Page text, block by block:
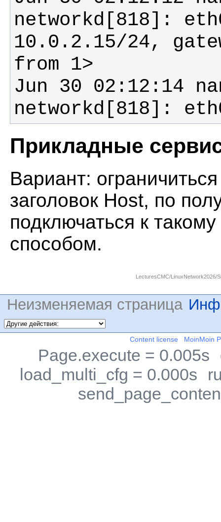
networkd[818]:
10.0.2.15/24,
Jun 30 02:12:14
networkd[818]:
Прикладные
Вариант:
заголовок Host, по
подключаться к
способом.
LecturesCMC/LinuxNetwork2026/
Неизменяемая страница
Content license MoinMoin
Page.execute = 0.005s
load_multi_cfg = 0.000s